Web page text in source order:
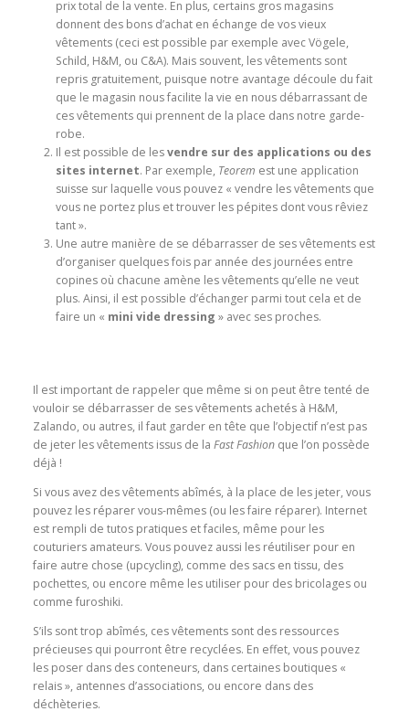
prix total de la vente. En plus, certains gros magasins
donnent des bons d’achat en échange de vos vieux
vêtements (ceci est possible par exemple avec Vögele,
Schild, H&M, ou C&A). Mais souvent, les vêtements sont
repris gratuitement, puisque notre avantage découle du fait
que le magasin nous facilite la vie en nous débarrassant de
ces vêtements qui prennent de la place dans notre garde-
robe.
Il est possible de lesvendre sur des applications ou des
sites internet. Par exemple, Teorem est une application
suisse sur laquelle vous pouvez « vendre les vêtements que
vous ne portez plus et trouver les pépites dont vous rêviez
tant ».
Une autre manière de se débarrasser de ses vêtements est
d’organiser quelques fois par année des journées entre
copines où chacune amène les vêtements qu’elle ne veut
plus. Ainsi, il est possible d’échanger parmi tout cela et de
faire un « mini vide dressing » avec ses proches.
Il est important de rappeler que même si on peut être tenté de
vouloir se débarrasser de ses vêtements achetés à H&M,
Zalando, ou autres, il faut garder en tête que l’objectif n’est pas
de jeter les vêtements issus de la Fast Fashionque l’on possède
déjà !
Si vous avez des vêtements abîmés, à la place de les jeter, vous
pouvez les réparer vous-mêmes (ou les faire réparer). Internet
est rempli de tutos pratiques et faciles, même pour les
couturiers amateurs. Vous pouvez aussi les réutiliser pour en
faire autre chose (upcycling), comme des sacs en tissu, des
pochettes, ou encore même les utiliser pour des bricolages ou
comme furoshiki.
S’ils sont trop abîmés, ces vêtements sont des ressources
précieuses qui pourront être recyclées. En effet, vous pouvez
les poser dans des conteneurs, dans certaines boutiques «
relais », antennes d’associations, ou encore dans des
déchèteries.